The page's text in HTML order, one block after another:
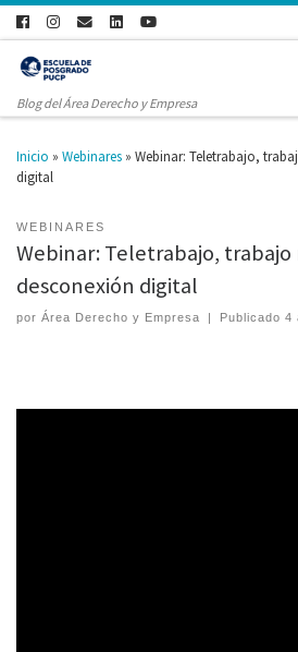
Blog del Área Derecho y Empresa
Inicio » Webinares » Webinar: Teletrabajo,
digital
WEBINARES
Webinar: Teletrabajo,
desconexión digital
por Área Derecho y Empresa | Publicado4